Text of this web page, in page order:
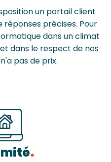
un portail client
précises. Pour
dans un climat
dans le respect de nos
pas de prix.